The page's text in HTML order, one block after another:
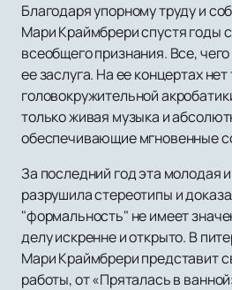
Благодаря упорному труду и
Мари Краймбрери спустя годы
всеобщего признания. Все,
ее заслуга. На ее концертах
головокружительной
только живая музыка и
обеспечивающие мгновенные
За последний год эта молодая
разрушила стереотипы и
"формальность" не имеет
делу искренне и открыто. В
Мари Краймбрери представит
работы, от «Пряталась в